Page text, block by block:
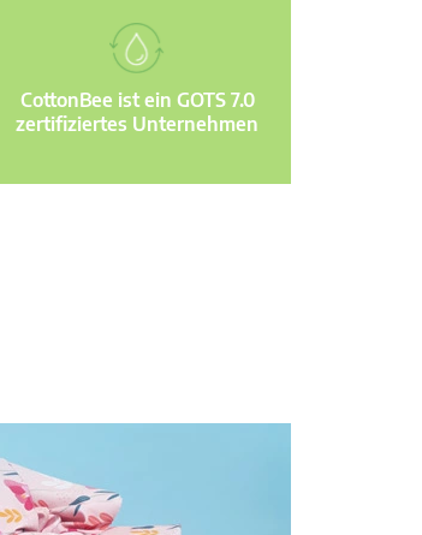
CottonBee ist ein GOTS 7.0
zertifiziertes Unternehmen